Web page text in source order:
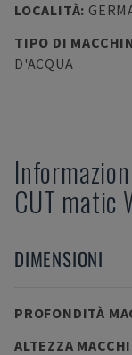
LOCALITÀ:
TIPO DI
D'ACQUA
CUT matic
DIMENSIONI
PROFONDITÀ
ALTEZZA